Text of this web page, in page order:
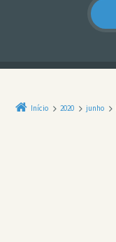
Início 2020 junho